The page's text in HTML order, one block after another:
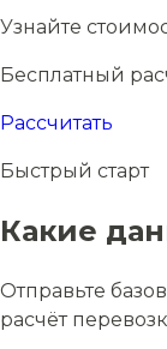
Узнайте
Бесплатный
Рассчитать
Быстрый старт
Какие
Отправьте
расчёт